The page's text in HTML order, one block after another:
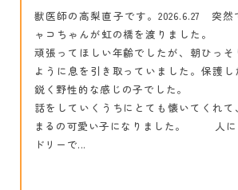
獣医師の高梨直子です。2026.6.27 突然
ャコちゃんが虹の橋を渡りま
頑張ってほしい年齢でしたが、朝ひっそ
ように息を引き取っていました。保護し
鋭く野性的な感じの子でした。
話をしていくうちにとても懐いてくれ
まるの可愛い子になりました。 人に
ドリーで...